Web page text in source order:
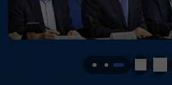
정지 이
KOSPI
KOSDAQ